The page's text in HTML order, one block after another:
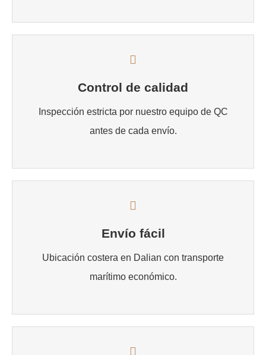
Control de calidad
Inspección estricta por nuestro equipo de QC
antes de cada envío.
Envío fácil
Ubicación costera en Dalian con transporte
marítimo económico.